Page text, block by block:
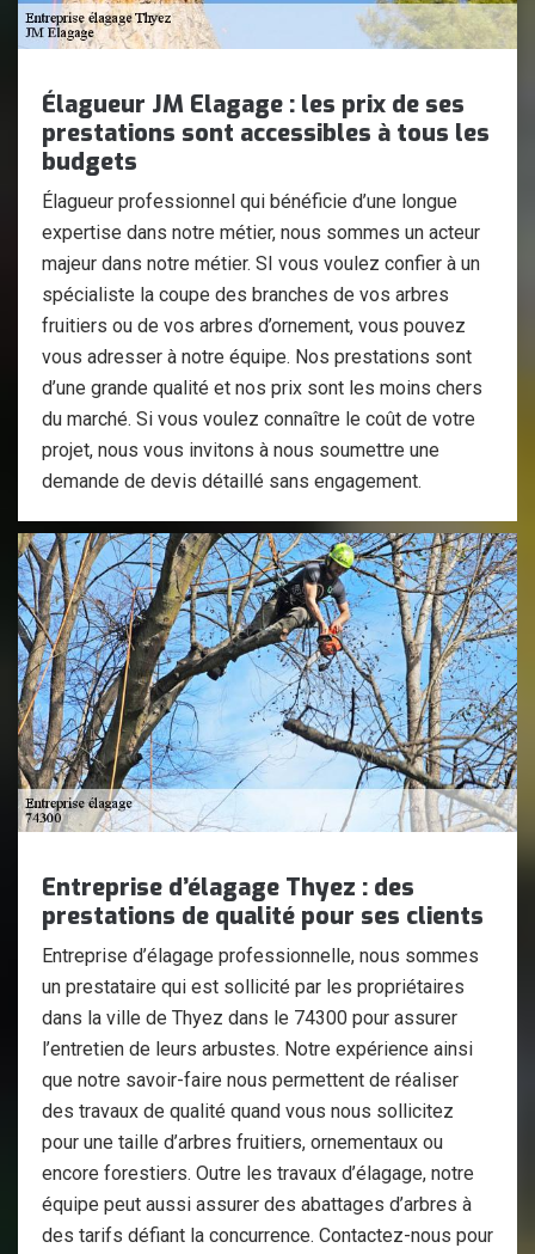
Élagueur JM Elagage : les prix de ses
prestations sont accessibles à tous les
budgets
Élagueur professionnel qui bénéficie d’une longue
expertise dans notre métier, nous sommes un acteur
majeur dans notre métier. SI vous voulez confier à un
spécialiste la coupe des branches de vos arbres
fruitiers ou de vos arbres d’ornement, vous pouvez
vous adresser à notre équipe. Nos prestations sont
d’une grande qualité et nos prix sont les moins chers
du marché. Si vous voulez connaître le coût de votre
projet, nous vous invitons à nous soumettre une
demande de devis détaillé sans engagement.
Entreprise d’élagage Thyez : des
prestations de qualité pour ses clients
Entreprise d’élagage professionnelle, nous sommes
un prestataire qui est sollicité par les propriétaires
dans la ville de Thyez dans le 74300 pour assurer
l’entretien de leurs arbustes. Notre expérience ainsi
que notre savoir-faire nous permettent de réaliser
des travaux de qualité quand vous nous sollicitez
pour une taille d’arbres fruitiers, ornementaux ou
encore forestiers. Outre les travaux d’élagage, notre
équipe peut aussi assurer des abattages d’arbres à
des tarifs défiant la concurrence. Contactez-nous pour